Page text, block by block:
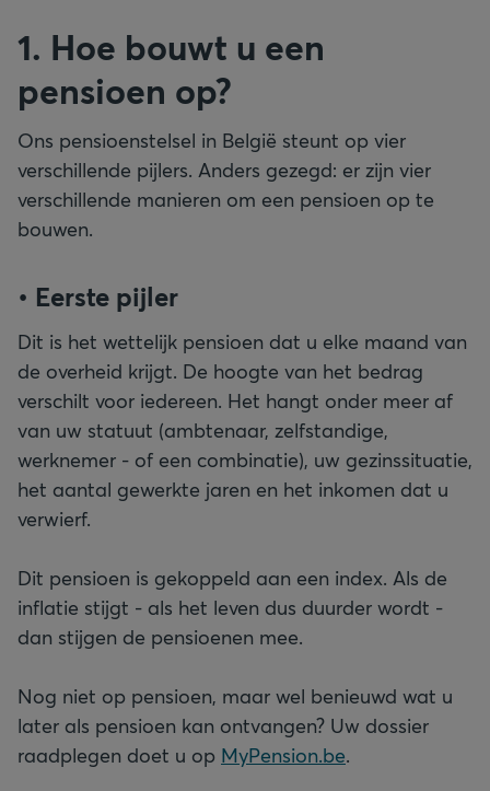
1. Hoe bouwt u een
pensioen op?
Ons pensioenstelsel in België steunt op vier
verschillende pijlers. Anders gezegd: er zijn vier
verschillende manieren om een pensioen op te
bouwen.
• Eerste pijler
Dit is het wettelijk pensioen dat u elke maand van
de overheid krijgt. De hoogte van het bedrag
verschilt voor iedereen. Het hangt onder meer af
van uw statuut (ambtenaar, zelfstandige,
werknemer - of een combinatie), uw gezinssituatie,
het aantal gewerkte jaren en het inkomen dat u
verwierf.
Dit pensioen is gekoppeld aan een index. Als de
inflatie stijgt - als het leven dus duurder wordt -
dan stijgen de pensioenen mee.
Nog niet op pensioen, maar wel benieuwd wat u
later als pensioen kan ontvangen? Uw dossier
raadplegen doet u op MyPension.be.